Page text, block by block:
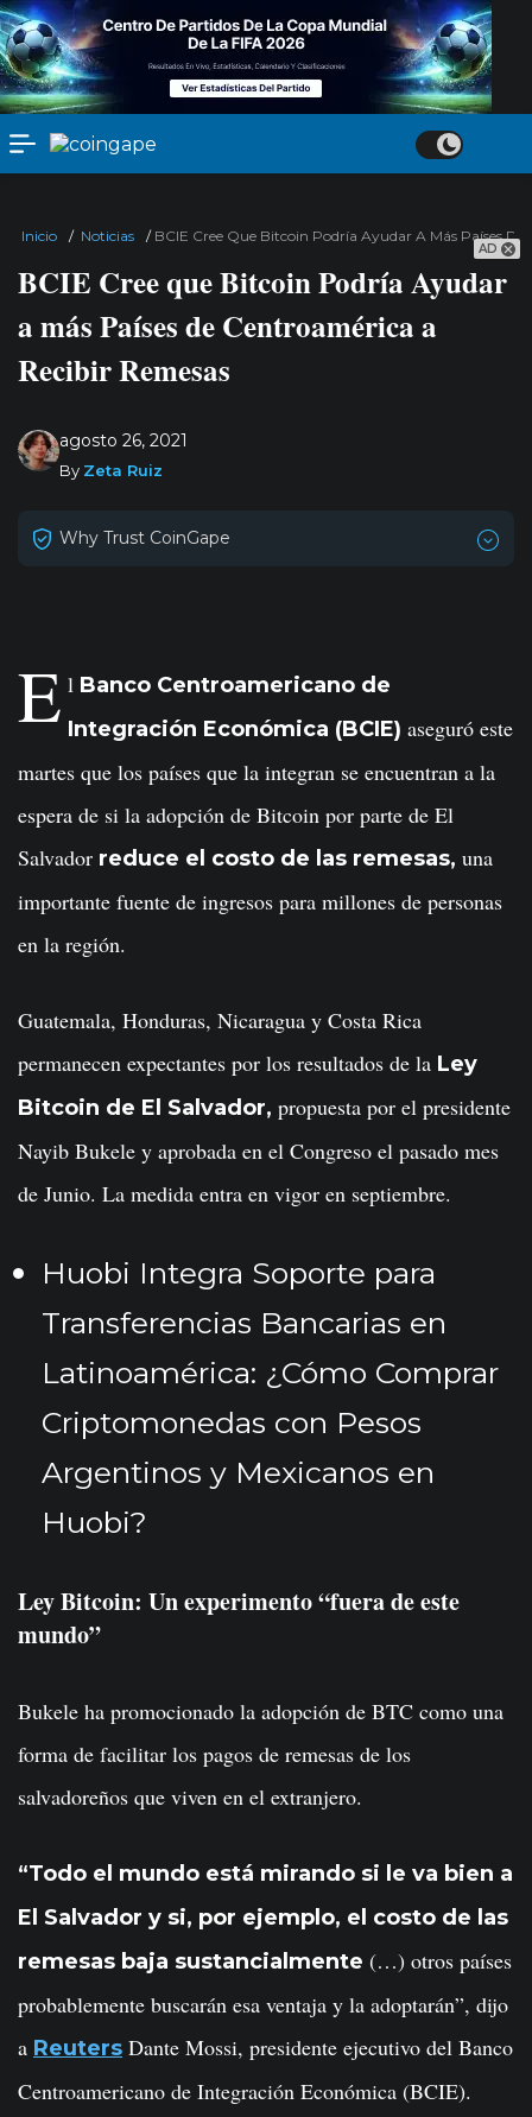
AD
Inicio / Noticias / BCIE Cree Que Bitcoin Podría Ayudar A Más Países
BCIE Cree que Bitcoin Podría Ayudar
a más Países de Centroamérica a
Recibir Remesas
agosto 26, 2021
By Zeta Ruiz
Why Trust CoinGape
E l Banco Centroamericano de
Integración Económica (BCIE) aseguró este
martes que los países que la integran se encuentran a la
espera de si la adopción de Bitcoin por parte de El
Salvador reduce el costo de las remesas, una
importante fuente de ingresos para millones de personas
en la región.
Guatemala, Honduras, Nicaragua y Costa Rica
permanecen expectantes por los resultados de la Ley
Bitcoin de El Salvador, propuesta por el presidente
Nayib Bukele y aprobada en el Congreso el pasado mes
de Junio. La medida entra en vigor en septiembre.
Huobi Integra Soporte para
Transferencias Bancarias en
Latinoamérica: ¿Cómo Comprar
Criptomonedas con Pesos
Argentinos y Mexicanos en
Huobi?
Ley Bitcoin: Un experimento “fuera de este
mundo”
Bukele ha promocionado la adopción de BTC como una
forma de facilitar los pagos de remesas de los
salvadoreños que viven en el extranjero.
“Todo el mundo está mirando si le va bien a
El Salvador y si, por ejemplo, el costo de las
remesas baja sustancialmente (…) otros países
probablemente buscarán esa ventaja y la adoptarán”, dijo
a Reuters Dante Mossi, presidente ejecutivo del Banco
Centroamericano de Integración Económica (BCIE).